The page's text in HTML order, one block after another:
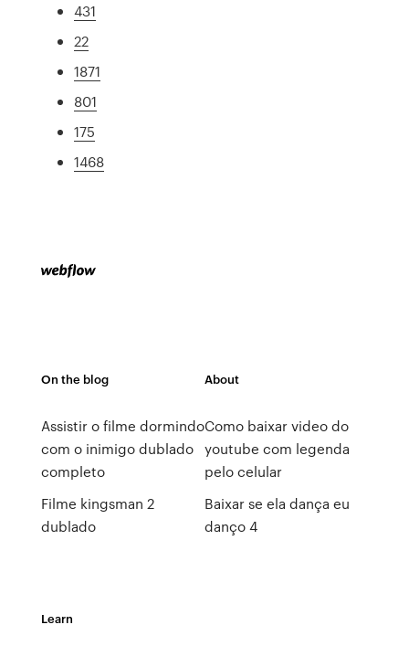
431
22
1871
801
175
1468
On the blog
Assistir o filme dormindo
com o inimigo dublado
completo
Filme kingsman 2
dublado
About
Como baixar video do
youtube com legenda
pelo celular
Baixar se ela dança eu
danço 4
Learn